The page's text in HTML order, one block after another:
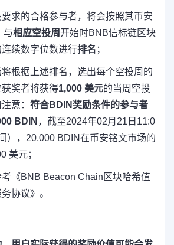
要求的合格参与者，将会按照其币安
与相应空投周开始时BNB信标链区块
续数字位数进行排名 ；
根据上述排名，选出每个空投周的
奖者将获得1,000 美元的当周空投
意： 符合BDIN奖励条件的参与者
BDIN ，截至2024年02月21日11:0
），20,000 BDIN在币安铭文市场的
美元；
《BNB Beacon Chain区块哈希值
协议》。